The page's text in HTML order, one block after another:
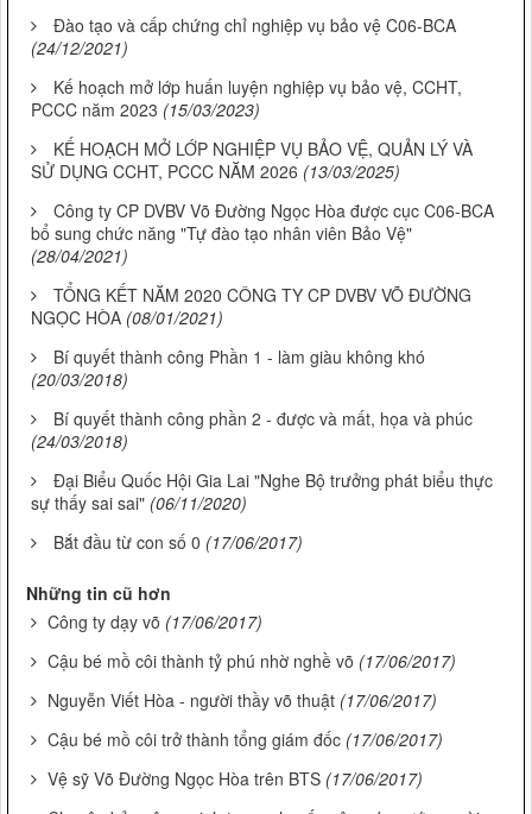
Đào tạo và cấp chứng chỉ nghiệp vụ bảo vệ C06-BCA
(24/12/2021)
Kế hoạch mở lớp huấn luyện nghiệp vụ bảo vệ, CCHT,
PCCC năm 2023 (15/03/2023)
KẾ HOẠCH MỞ LỚP NGHIỆP VỤ BẢO VỆ, QUẢN LÝ VÀ
SỬ DỤNG CCHT, PCCC NĂM 2026 (13/03/2025)
Công ty CP DVBV Võ Đường Ngọc Hòa được cục C06-BCA
bổ sung chức năng "Tự đào tạo nhân viên Bảo Vệ"
(28/04/2021)
TỔNG KẾT NĂM 2020 CÔNG TY CP DVBV VÕ ĐƯỜNG
NGỌC HÒA (08/01/2021)
Bí quyết thành công Phần 1 - làm giàu không khó
(20/03/2018)
Bí quyết thành công phần 2 - được và mất, họa và phúc
(24/03/2018)
Đại Biểu Quốc Hội Gia Lai "Nghe Bộ trưởng phát biểu thực
sự thấy sai sai" (06/11/2020)
Bắt đầu từ con số 0 (17/06/2017)
Những tin cũ hơn
Công ty dạy võ (17/06/2017)
Cậu bé mồ côi thành tỷ phú nhờ nghề võ (17/06/2017)
Nguyễn Viết Hòa - người thầy võ thuật (17/06/2017)
Cậu bé mồ côi trở thành tổng giám đốc (17/06/2017)
Vệ sỹ Võ Đường Ngọc Hòa trên BTS (17/06/2017)